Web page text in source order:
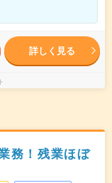
詳しく見る
務！残業ほぼ